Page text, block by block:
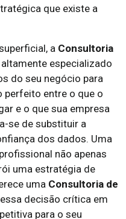
que existe a
a Consultoria
especializado
do seu negócio para
perfeito entre o que o
e o que sua empresa
se de substituir a
dos dados. Uma
profissional não apenas
uma estratégia de
uma Consultoria de
decisão crítica em
para o seu